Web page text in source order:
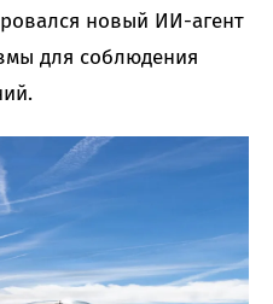
новый ИИ-агент
для соблюдения